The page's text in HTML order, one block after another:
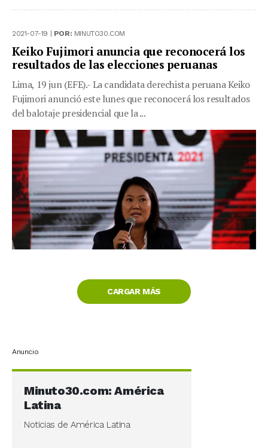
2021-07-19 | POR: MINUTO30.COM
Keiko Fujimori anuncia que reconocerá los
resultados de las elecciones peruanas
Lima, 19 jun (EFE).- La candidata derechista peruana Keiko
Fujimori anunció este lunes que reconocerá los resultados
del balotaje presidencial que la ...
CARGAR MÁS
Anuncio
Minuto30.com: América
Latina
Noticias de América Latina